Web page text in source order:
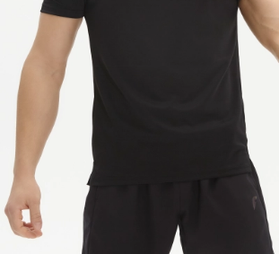
Новосибирская область (3)
Омская область (5)
Республика Башкортостан (3)
Республика Крым (1)
Республика Татарстан (2)
Ростовская область (2)
Самарская область (1)
Санкт-Петербург и ЛО (3)
Саратовская область (1)
Свердловская область (5)
Северная Осетия (2)